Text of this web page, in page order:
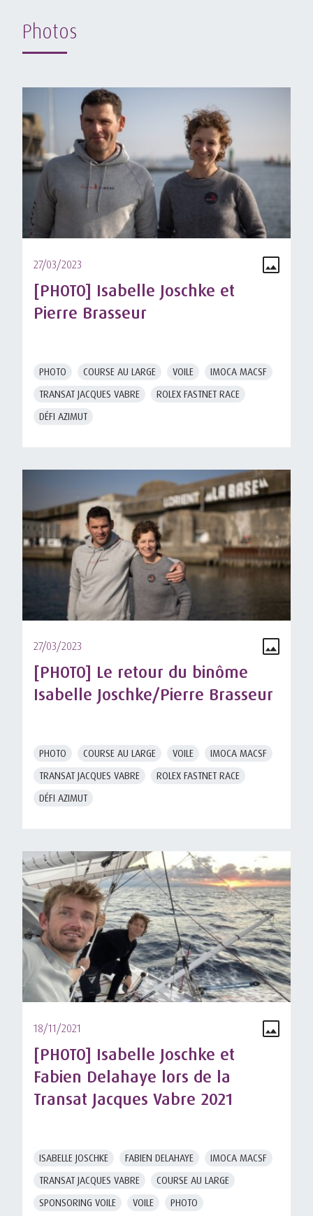
Photos
27/03/2023
[PHOTO] Isabelle Joschke et
Pierre Brasseur
PHOTO COURSE AU LARGE VOILE
IMOCA MACSF
TRANSAT JACQUES VABRE
ROLEX FASTNET RACE
DÉFI AZIMUT
27/03/2023
[PHOTO] Le retour du binôme
Isabelle Joschke/Pierre Brasseur
PHOTO COURSE AU LARGE VOILE
IMOCA MACSF
TRANSAT JACQUES VABRE
ROLEX FASTNET RACE
DÉFI AZIMUT
18/11/2021
[PHOTO] Isabelle Joschke et
Fabien Delahaye lors de la
Transat Jacques Vabre 2021
ISABELLE JOSCHKE FABIEN DELAHAYE
IMOCA MACSF
TRANSAT JACQUES VABRE
COURSE AU LARGE
SPONSORING VOILE
VOILE PHOTO